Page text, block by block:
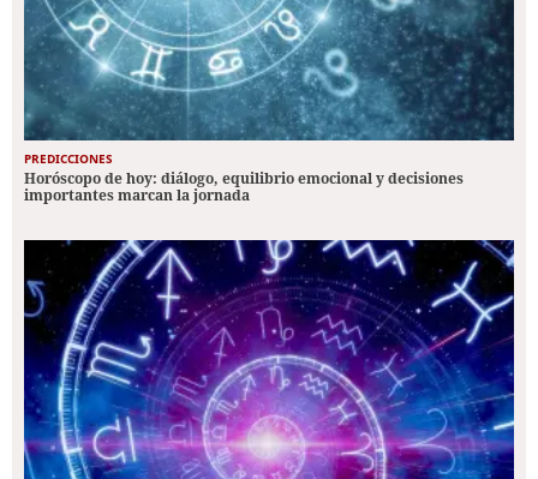
PREDICCIONES
Horóscopo de hoy: diálogo, equilibrio emocional y decisiones
importantes marcan la jornada